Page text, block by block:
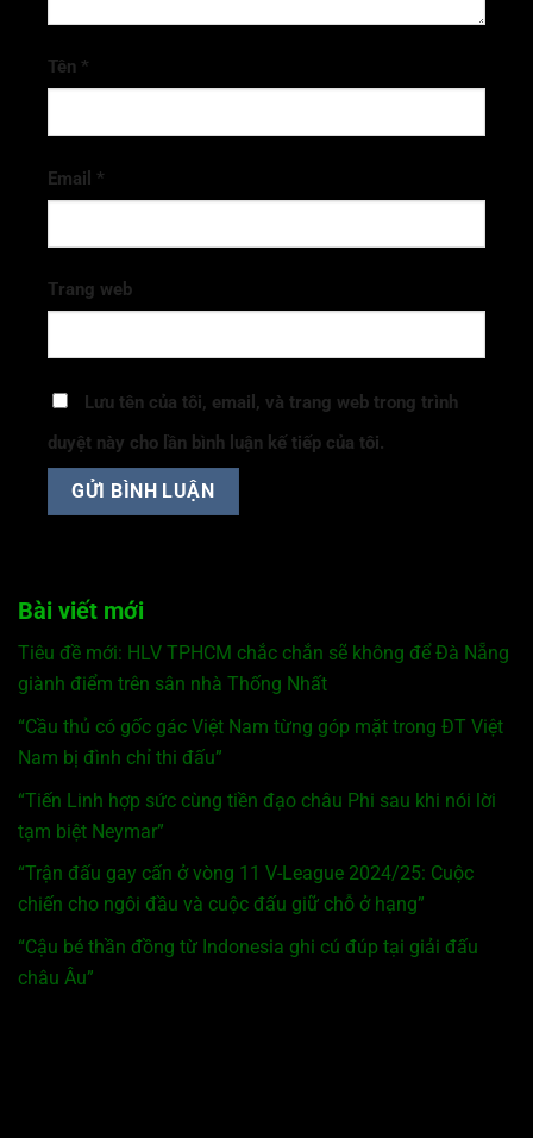
Tên *
Email *
Trang web
Lưu tên của tôi, email, và trang web trong trình
duyệt này cho lần bình luận kế tiếp của tôi.
Bài viết mới
Tiêu đề mới: HLV TPHCM chắc chắn sẽ không để Đà Nẵng
giành điểm trên sân nhà Thống Nhất
“Cầu thủ có gốc gác Việt Nam từng góp mặt trong ĐT Việt
Nam bị đình chỉ thi đấu”
“Tiến Linh hợp sức cùng tiền đạo châu Phi sau khi nói lời
tạm biệt Neymar”
“Trận đấu gay cấn ở vòng 11 V-League 2024/25: Cuộc
chiến cho ngôi đầu và cuộc đấu giữ chỗ ở hạng”
“Cậu bé thần đồng từ Indonesia ghi cú đúp tại giải đấu
châu Âu”